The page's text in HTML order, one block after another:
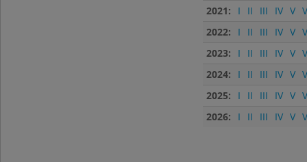
2021: I II III IV V
2022:
I II III IV V
2023:
I II III IV V
2024:
I II III IV V
2025:
I II III IV V
2026:
I II III IV V